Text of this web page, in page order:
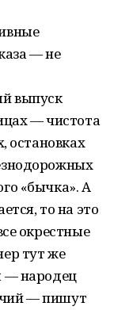
— не
выпуск
— чистота
остановках
«бычка». А
то на это
окрестные
тут же
— народец
— пишут